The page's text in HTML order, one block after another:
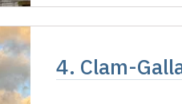
4. Clam-